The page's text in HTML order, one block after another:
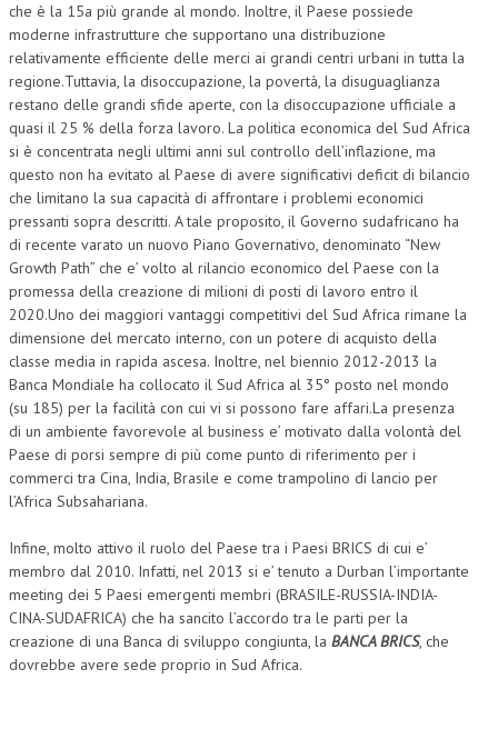
GIURISPRUDENZA
EUROPEA
COSTITUZIONALE
CIVILE
TRIBUTARIA
PENALE
NEWS
ARCHIVIO EVENTI (FINO AL 2022)
CORSI ENTI TERZI
PUBBLICAZIONI
BOLLETTINO FINANZIAMENTI
TELEGRAM
DOCUMENTI
MANUALI E MONOGRAFIE
TESI DI LAUREA
che è la 15a più grande al mondo. Inoltre, il Paese possiede
moderne infrastrutture che supportano una distribuzione
relativamente efficiente delle merci ai grandi centri urbani in tutta la
regione.Tuttavia, la disoccupazione, la povertà, la disuguaglianza
restano delle grandi sfide aperte, con la disoccupazione ufficiale a
quasi il 25 % della forza lavoro. La politica economica del Sud Africa
si è concentrata negli ultimi anni sul controllo dell’inflazione, ma
questo non ha evitato al Paese di avere significativi deficit di bilancio
che limitano la sua capacità di affrontare i problemi economici
pressanti sopra descritti. A tale proposito, il Governo sudafricano ha
di recente varato un nuovo Piano Governativo, denominato “New
Growth Path” che e’ volto al rilancio economico del Paese con la
promessa della creazione di milioni di posti di lavoro entro il
2020.Uno dei maggiori vantaggi competitivi del Sud Africa rimane la
dimensione del mercato interno, con un potere di acquisto della
classe media in rapida ascesa. Inoltre, nel biennio 2012-2013 la
Banca Mondiale ha collocato il Sud Africa al 35° posto nel mondo
(su 185) per la facilità con cui vi si possono fare affari.La presenza
di un ambiente favorevole al business e’ motivato dalla volontà del
Paese di porsi sempre di più come punto di riferimento per i
commerci tra Cina, India, Brasile e come trampolino di lancio per
l’Africa Subsahariana.
Infine, molto attivo il ruolo del Paese tra i Paesi BRICS di cui e’
membro dal 2010. Infatti, nel 2013 si e’ tenuto a Durban l’importante
meeting dei 5 Paesi emergenti membri (BRASILE-RUSSIA-INDIA-
CINA-SUDAFRICA) che ha sancito l’accordo tra le parti per la
creazione di una Banca di sviluppo congiunta, la BANCA BRICS, che
dovrebbe avere sede proprio in Sud Africa.